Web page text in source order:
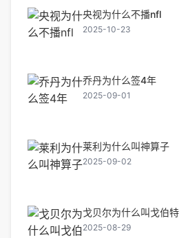
央视为什么不播nfl
2025-10-23
乔丹为什么签4年
2025-09-01
莱利为什么叫神算子
2025-09-02
戈贝尔为什么叫戈伯特
2025-08-29